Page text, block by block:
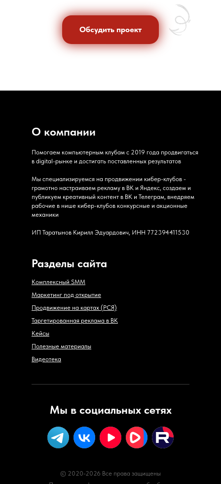
Обсудить проект
Обсудить проект
Комплексный SMM
Маркетинг под открытие
Продвижение на картах (РСЯ)
Таргетированная реклама в ВК
Кейсы
Полезные материалы
Видеотека
Разделы сайта
Помогаем компьютерным клубам с 2019 года продвигаться
в digital-рынке и достигать поставленных результатов
Мы специализируемся на продвижении кибер-клубов -
грамотно настраиваем рекламу в ВК и Яндекс, создаем и
публикуем креативный контент в ВК и Телеграм, внедряем
рабочие в нише кибер-клубов конкурсные и акционные
механики
ИП Таратынов Кирилл Эдуардович, ИНН 772394411530
О компании
Мы в социальных сетях
© 2020-2026 Все права защищены